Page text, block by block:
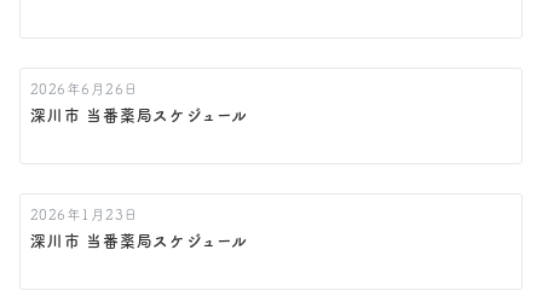
2026年6月26日
深川市 当番薬局スケジュール
2026年1月23日
深川市 当番薬局スケジュール